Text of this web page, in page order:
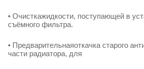
• Очисткажидкости, поступающей в
съёмного фильтра.
• Предварительнаяоткачка старого
части радиатора, для